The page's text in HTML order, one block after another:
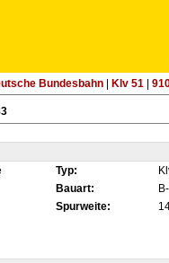
Bundesbahn| Klv 51|
Typ:
Bauart:
Spurweite: